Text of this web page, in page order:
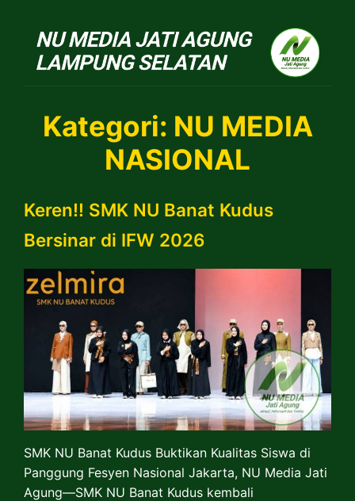
NU
Kategori: NU MEDIA
NASIONAL
Keren!! SMK NU Banat Kudus
Bersinar di IFW 2026
SMK NU Banat Kudus Buktikan Kualitas Siswa di
Panggung Fesyen Nasional Jakarta, NU Media Jati
Agung—SMK NU Banat Kudus kembali